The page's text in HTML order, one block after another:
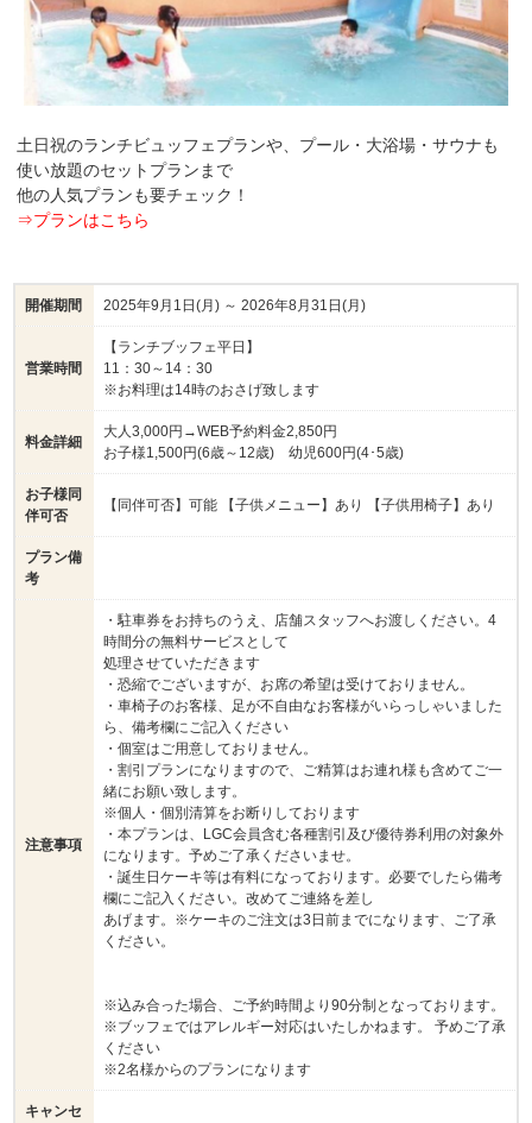
土日祝のランチビュッフェプランや、プール・大浴場・サウナも
使い放題のセットプランまで
他の人気プランも要チェック！
⇒プランはこちら
開催期間 2025年9月1日(月) ～ 2026年8月31日(月)
営業時間
【ランチブッフェ平日】
11：30～14：30
※お料理は14時のおさげ致します
料金詳細
大人3,000円→WEB予約料金2,850円
お子様1,500円(6歳～12歳) 幼児600円(4･5歳)
お子様同
伴可否
【同伴可否】可能 【子供メニュー】あり 【子供用椅子】あり
プラン備
考
注意事項
・駐車券をお持ちのうえ、店舗スタッフへお渡しください。4
時間分の無料サービスとして
処理させていただきます
・恐縮でございますが、お席の希望は受けておりません。
・車椅子のお客様、足が不自由なお客様がいらっしゃいました
ら、備考欄にご記入ください
・個室はご用意しておりません。
・割引プランになりますので、ご精算はお連れ様も含めてご一
緒にお願い致します。
※個人・個別清算をお断りしております
・本プランは、LGC会員含む各種割引及び優待券利用の対象外
になります。予めご了承くださいませ。
・誕生日ケーキ等は有料になっております。必要でしたら備考
欄にご記入ください。改めてご連絡を差し
あげます。※ケーキのご注文は3日前までになります、ご了承
ください。
※込み合った場合、ご予約時間より90分制となっております。
※ブッフェではアレルギー対応はいたしかねます。 予めご了承
ください
※2名様からのプランになります
キャンセ